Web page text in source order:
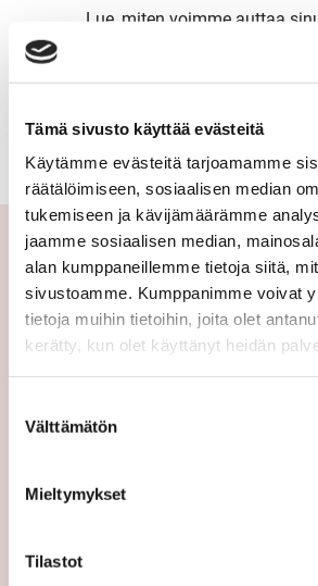
Tämä sivusto käyttää evästeitä
Käytämme evästeitä tarjoamamme
räätälöimiseen, sosiaalisen median
tukemiseen ja kävijämäärämme
jaamme sosiaalisen median,
alan kumppaneillemme tietoja siitä,
sivustoamme. Kumppanimme voivat
tietoja muihin tietoihin, joita olet
kerätty, kun olet käyttänyt heidän
valinta
Välttämätön
Mieltymykset
Tilastot
Lue, miten voimme auttaa
myymässä
Yhteystiedot
Välittäjämme
Toimipisteet
Sp-Koti Keskusyksikkö
Uutiset